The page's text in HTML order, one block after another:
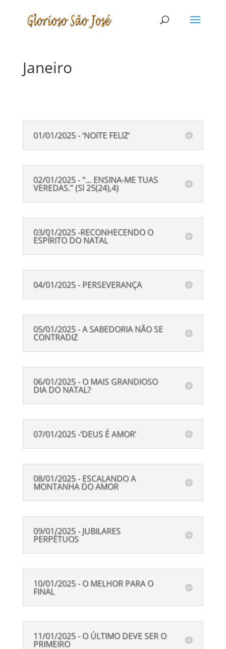
Janeiro
01/01/2025 - ‘NOITE FELIZ’
02/01/2025 - “... ENSINA-ME TUAS
VEREDAS.” (Sl 25(24),4)
03/01/2025 -RECONHECENDO O
ESPÍRITO DO NATAL
04/01/2025 - PERSEVERANÇA
05/01/2025 - A SABEDORIA NÃO SE
CONTRADIZ
06/01/2025 - O MAIS GRANDIOSO
DIA DO NATAL?
07/01/2025 -‘DEUS É AMOR’
08/01/2025 - ESCALANDO A
MONTANHA DO AMOR
09/01/2025 - JUBILARES
PERPÉTUOS
10/01/2025 - O MELHOR PARA O
FINAL
11/01/2025 - O ÚLTIMO DEVE SER O
PRIMEIRO